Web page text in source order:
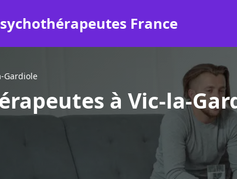
France
Gardiole
à Vic-la-